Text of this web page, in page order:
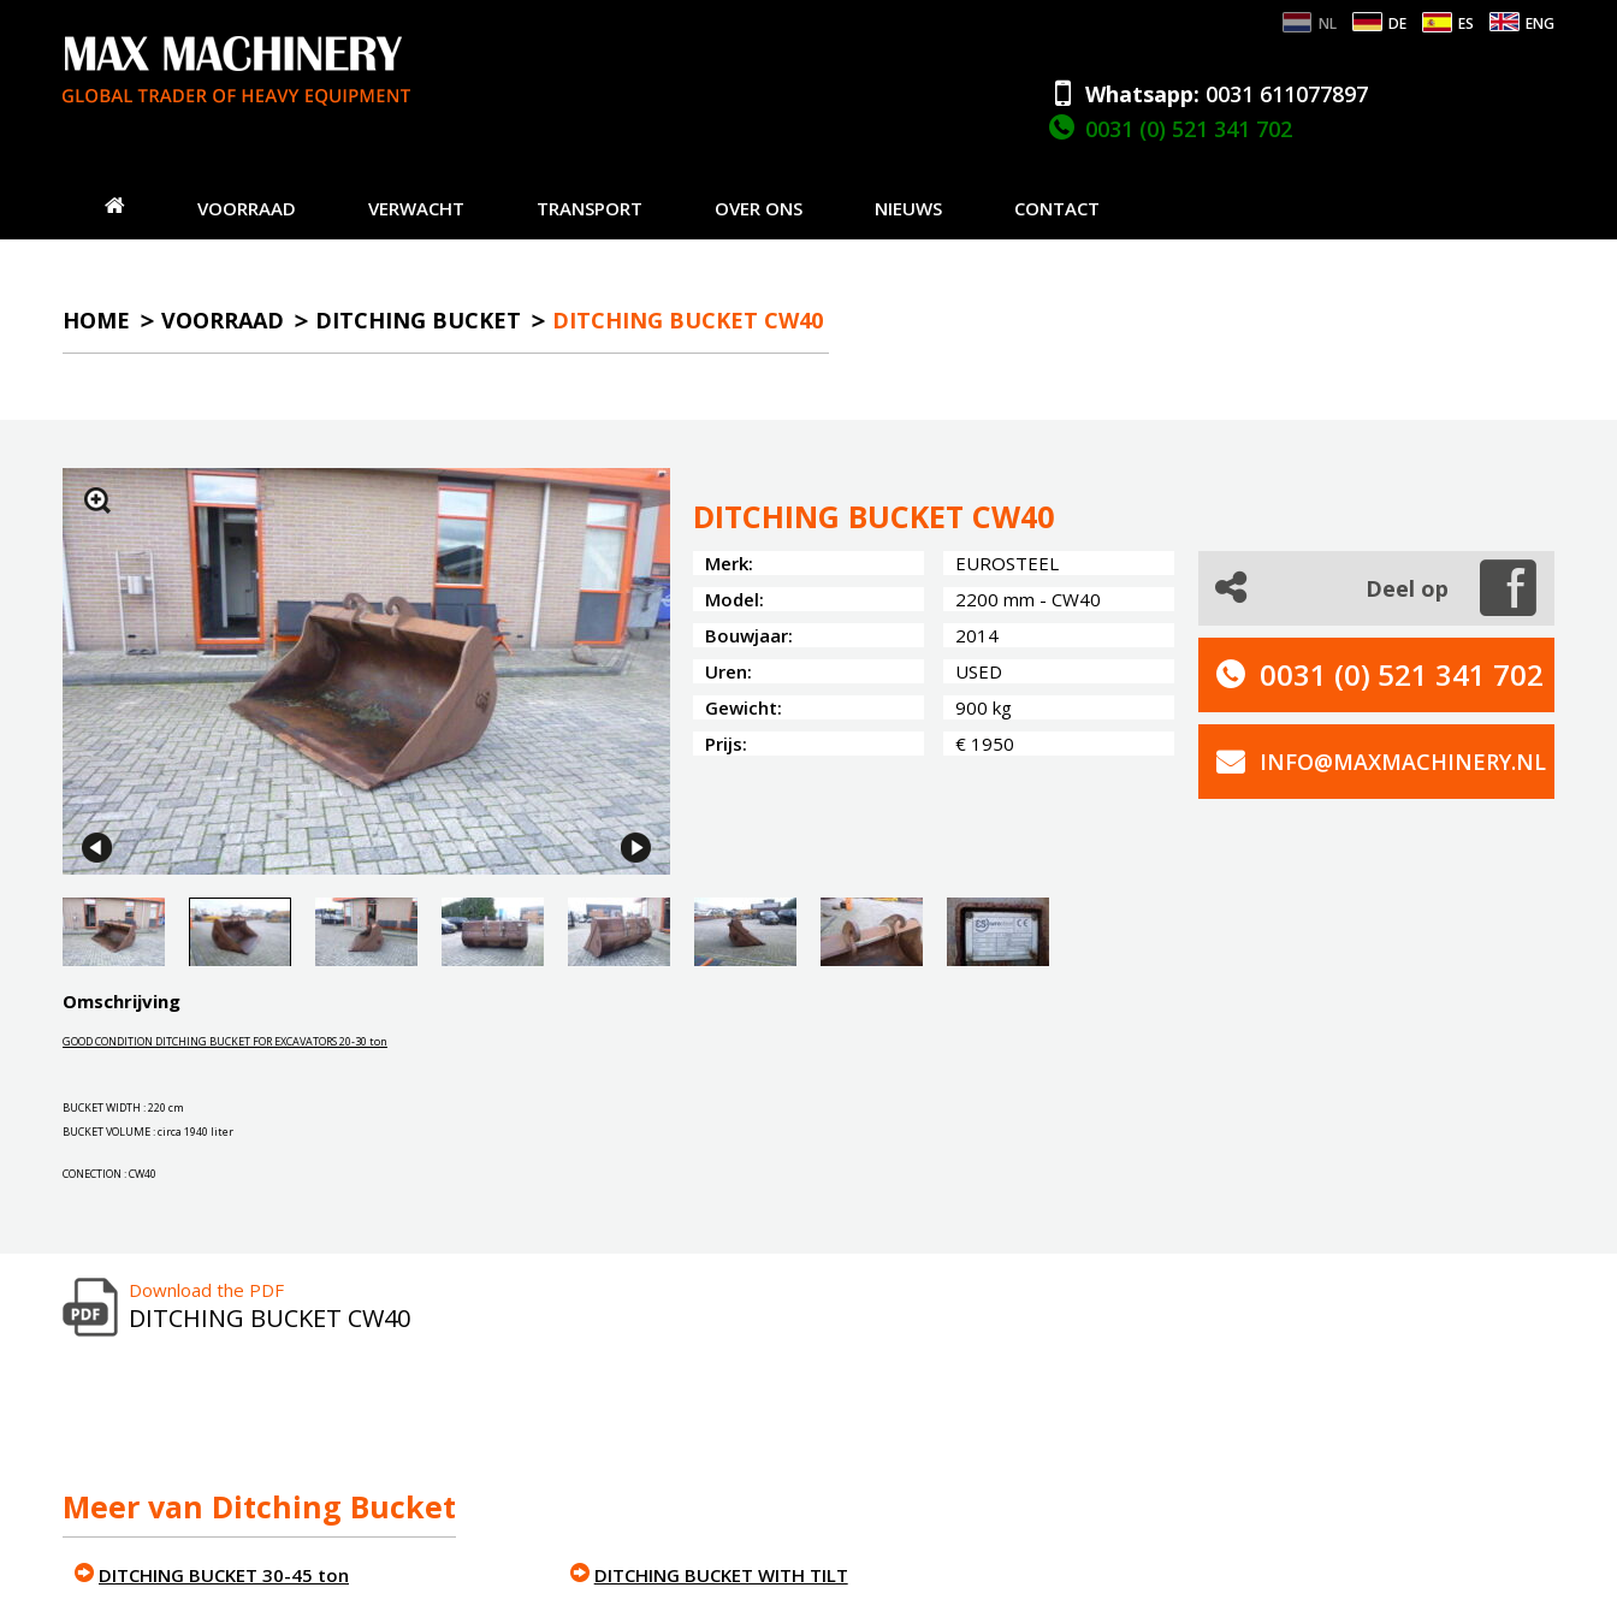
NL DE ES ENG
Whatsapp: 0031 611077897
0031 (0) 521 341 702
VOORRAAD VERWACHT TRANSPORT OVER ONS NIEUWS CONTACT
HOME VOORRAAD DITCHING BUCKET DITCHING BUCKET CW40
DITCHING BUCKET CW40
Merk:
EUROSTEEL
Model:
2200 mm - CW40
Bouwjaar:
2014
Uren:
USED
Gewicht:
900 kg
Prijs:
€ 1950
Deel op
0031 (0) 521 341 702
INFO@MAXMACHINERY.NL
Omschrijving
GOOD CONDITION DITCHING BUCKET FOR EXCAVATORS 20-30 ton
BUCKET WIDTH : 220 cm
BUCKET VOLUME : circa 1940 liter
CONECTION : CW40
Download the PDF
DITCHING BUCKET CW40
Meer van Ditching Bucket
DITCHING BUCKET 30-45 ton DITCHING BUCKET WITH TILT